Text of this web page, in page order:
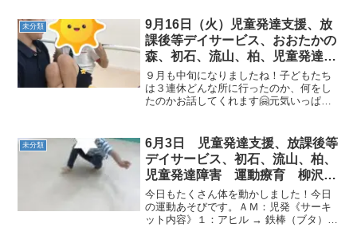
未分類
9月16日（火）児童発達支援、放
課後等デイサービス、おおたかの
森、初石、流山、柏、児童発達ラ
ム こども障害 運動療育 柳沢
運動プログ発達気になる 発達障
害 放デイ 自閉症 ADHD ア
９月も中旬になりましたね！子どもたち
は３連休どんな所に行ったのか、何をし
たのかお話してくれます🤗元気いっぱい
んごから逆上がり リンゴになった状態か
ら逆上がりを行っても...
未分類
6月3日 児童発達支援、放課後等
デイサービス、初石、流山、柏、
児童発達障害 運動療育 柳沢運
動プログラム こども発達気にな
る 発達障害 放デ
今日もたくさん体を動かしました！今日
の運動あそびです。ＡＭ：児発《サーキ
ット内容》１：アヒル → 鉄棒（ブタ）→